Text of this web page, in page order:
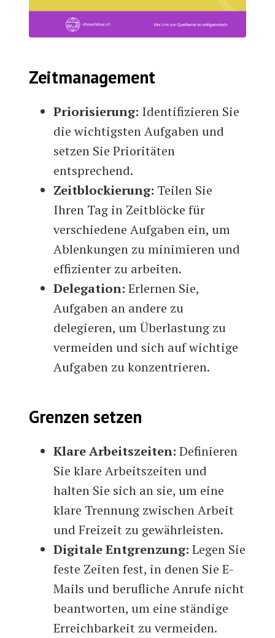
Zeitmanagement
Priorisierung: Identifizieren Sie
die wichtigsten Aufgaben und
setzen Sie Prioritäten
entsprechend.
Zeitblockierung: Teilen Sie
Ihren Tag in Zeitblöcke für
verschiedene Aufgaben ein, um
Ablenkungen zu minimieren und
effizienter zu arbeiten.
Delegation: Erlernen Sie,
Aufgaben an andere zu
delegieren, um Überlastung zu
vermeiden und sich auf wichtige
Aufgaben zu konzentrieren.
Grenzen setzen
Klare Arbeitszeiten: Definieren
Sie klare Arbeitszeiten und
halten Sie sich an sie, um eine
klare Trennung zwischen Arbeit
und Freizeit zu gewährleisten.
Digitale Entgrenzung: Legen Sie
feste Zeiten fest, in denen Sie E-
Mails und berufliche Anrufe nicht
beantworten, um eine ständige
Erreichbarkeit zu vermeiden.